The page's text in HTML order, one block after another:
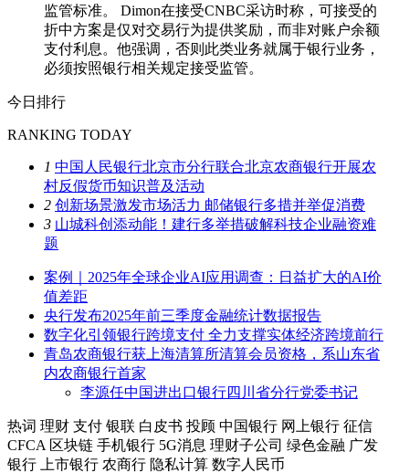
监管标准。 Dimon在接受CNBC采访时称，可接受的
折中方案是仅对交易行为提供奖励，而非对账户余额
支付利息。他强调，否则此类业务就属于银行业务，
必须按照银行相关规定接受监管。
今日排行
RANKING TODAY
1 中国人民银行北京市分行联合北京农商银行开展农
村反假货币知识普及活动
2 创新场景激发市场活力 邮储银行多措并举促消费
3 山城科创添动能！建行多举措破解科技企业融资难
题
案例｜2025年全球企业AI应用调查：日益扩大的AI价
值差距
央行发布2025年前三季度金融统计数据报告
数字化引领银行跨境支付 全力支撑实体经济跨境前行
青岛农商银行获上海清算所清算会员资格，系山东省
内农商银行首家
李源任中国进出口银行四川省分行党委书记
热词 理财 支付 银联 白皮书 投顾 中国银行 网上银行 征信
CFCA 区块链 手机银行 5G消息 理财子公司 绿色金融 广发
银行
上市银行 农商行 隐私计算 数字人民币